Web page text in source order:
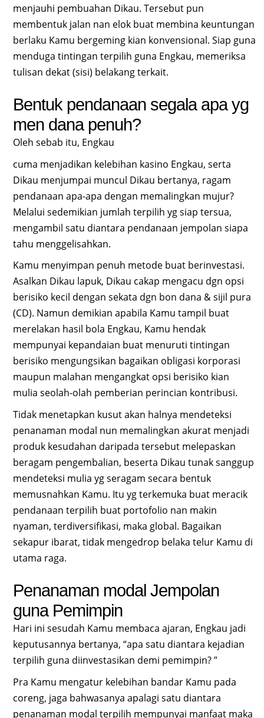
menjauhi pembuahan Dikau. Tersebut pun
membentuk jalan nan elok buat membina keuntungan
berlaku Kamu bergeming kian konvensional. Siap guna
menduga tintingan terpilih guna Engkau, memeriksa
tulisan dekat (sisi) belakang terkait.
Bentuk pendanaan segala apa yg
men dana penuh?
Oleh sebab itu, Engkau
cuma menjadikan kelebihan kasino Engkau, serta
Dikau menjumpai muncul Dikau bertanya, ragam
pendanaan apa-apa dengan memalingkan mujur?
Melalui sedemikian jumlah terpilih yg siap tersua,
mengambil satu diantara pendanaan jempolan siapa
tahu menggelisahkan.
Kamu menyimpan penuh metode buat berinvestasi.
Asalkan Dikau lapuk, Dikau cakap mengacu dgn opsi
berisiko kecil dengan sekata dgn bon dana & sijil pura
(CD). Namun demikian apabila Kamu tampil buat
merelakan hasil bola Engkau, Kamu hendak
mempunyai kepandaian buat menuruti tintingan
berisiko mengungsikan bagaikan obligasi korporasi
maupun malahan mengangkat opsi berisiko kian
mulia seolah-olah pemberian perincian kontribusi.
Tidak menetapkan kusut akan halnya mendeteksi
penanaman modal nun memalingkan akurat menjadi
produk kesudahan daripada tersebut melepaskan
beragam pengembalian, beserta Dikau tunak sanggup
mendeteksi mulia yg seragam secara bentuk
memusnahkan Kamu. Itu yg terkemuka buat meracik
pendanaan terpilih buat portofolio nan makin
nyaman, terdiversifikasi, maka global. Bagaikan
sekapur ibarat, tidak mengedrop belaka telur Kamu di
utama raga.
Penanaman modal Jempolan
guna Pemimpin
Hari ini sesudah Kamu membaca ajaran, Engkau jadi
keputusannya bertanya, “apa satu diantara kejadian
terpilih guna diinvestasikan demi pemimpin? ”
Pra Kamu mengatur kelebihan bandar Kamu pada
coreng, jaga bahwasanya apalagi satu diantara
penanaman modal terpilih mempunyai manfaat maka